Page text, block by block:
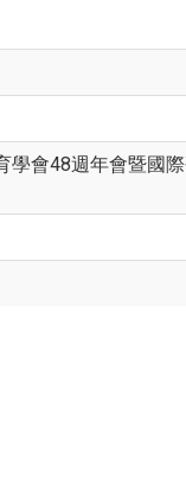
會48週年會暨國